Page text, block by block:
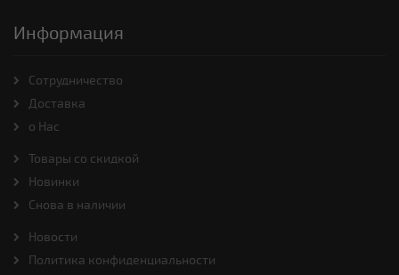
Информация
Cотрудничество
Доставка
о Нас
Товары со скидкой
Новинки
Снова в наличии
Новости
Политика конфиденциальности